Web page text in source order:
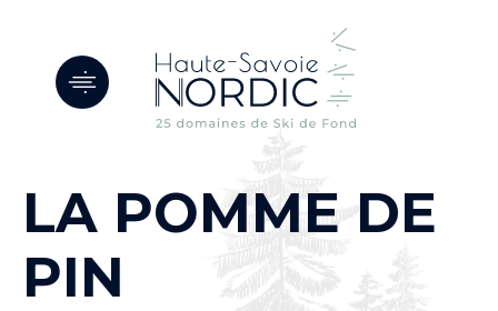
LA POMME DE
PIN